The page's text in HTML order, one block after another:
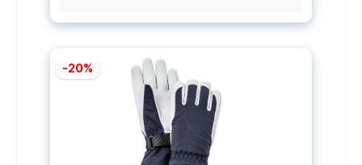
und kann durch verschiedene Modellen
durch Ziegenleder- lange Stulpe mit Klettverschluss
und Kordelzug- vorgeformte Finger- Karabiner-
herausnehmbares Innenfutter-
Befestigungsschlaufe für Fixierung am
HandgelenkMaterial:Triton (100% Polyamid)
(Handrücken), 100% Ziegenleder (Handinnenfläche),
100% Polyester (Füllung), Bemberg (100% Polyamid)
(innen) Pflegehinweise:Regelmäßige Pflege des
Leders verringert die Feuchtigkeits- und
Schmutzaufnahme, verhindert das Austrocknen des
-20%